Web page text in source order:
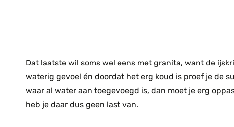
Dat laatste wil soms wel eens met granita, want de
waterig gevoel én doordat het erg koud is proef je de
waar al water aan toegevoegd is, dan moet je erg
heb je daar dus geen last van.